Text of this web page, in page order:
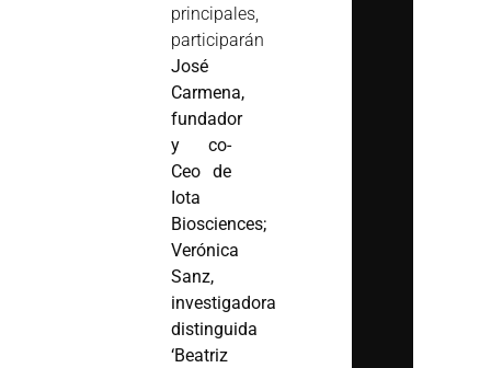
principales,
participarán
José
Carmena,
fundador
y co-
Ceo de
Iota
Biosciences;
Verónica
Sanz,
investigadora
distinguida
‘Beatriz